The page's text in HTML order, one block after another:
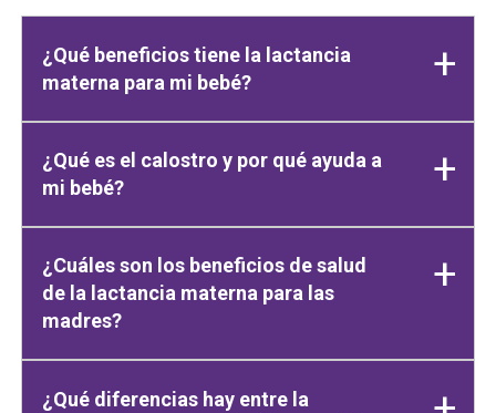
¿Qué beneficios tiene la lactancia
materna para mi bebé?
¿Qué es el calostro y por qué ayuda a
mi bebé?
¿Cuáles son los beneficios de salud
de la lactancia materna para las
madres?
¿Qué diferencias hay entre la